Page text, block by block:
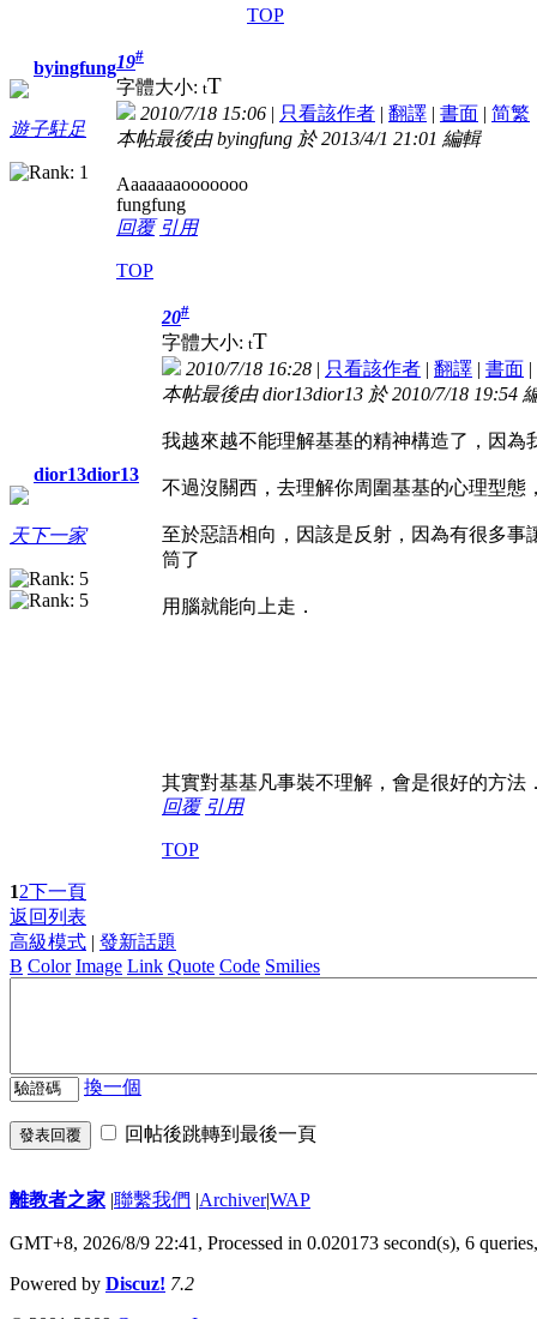
TOP
byingfung
遊子駐足
19#
字體大小: tT
2010/7/18 15:06 | 只看該作者 | 翻譯 | 書面 | 简繁
本帖最後由 byingfung 於 2013/4/1 21:01 編輯
Aaaaaaaooooooo
fungfung
回覆 引用
TOP
dior13dior13
天下一家
20#
字體大小: tT
2010/7/18 16:28 | 只看該作者 | 翻譯 | 書面 |
本帖最後由 dior13dior13 於 2010/7/18 19:54
我越來越不能理解基基的精神構造了，因為
不過沒關西，去理解你周圍基基的心理型態
至於惡語相向，因該是反射，因為有很多
筒了
用腦就能向上走．
其實對基基凡事裝不理解，會是很好的方法
回覆 引用
TOP
12下一頁
返回列表
高級模式 | 發新話題
B Color Image Link Quote Code Smilies
換一個
發表回覆 回帖後跳轉到最後一頁
離教者之家 |聯繫我們 |Archiver|WAP
GMT+8, 2026/8/9 22:41, Processed in 0.020173 second(s), 6
Powered by Discuz! 7.2